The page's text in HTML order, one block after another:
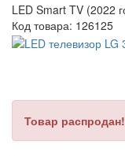
LED Smart TV (2022
Код товара: 126125
Товар распродан!